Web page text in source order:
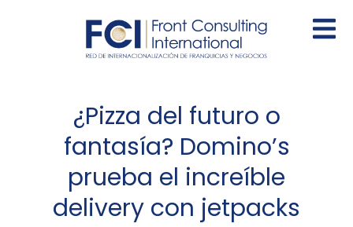
¿Pizza del futuro o
fantasía? Domino’s
prueba el increíble
delivery con jetpacks